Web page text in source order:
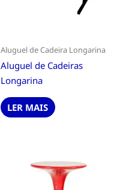
Aluguel de Cadeira Longarina
Aluguel de Cadeiras
Longarina
LER MAIS